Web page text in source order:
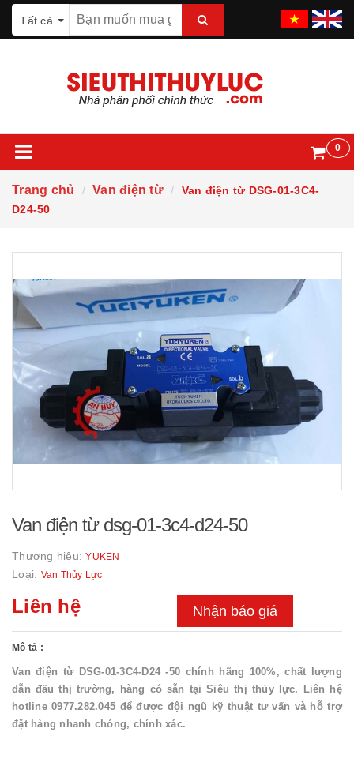
Tất cả
0
Trang chủ Van điện từ
Van điện từ DSG-01-3C4-
D24-50
Van điện từ dsg-01-3c4-d24-50
Thương hiệu:YUKEN
Loại: Van Thủy Lực
Liên hệ Nhận báo giá
Mô tả :
Van điện từ DSG-01-3C4-D24 -50 chính hãng 100%, chất lượng
dẫn đầu thị trường, hàng có sẵn tại Siêu thị thủy lực. Liên hệ
hotline 0977.282.045 để được đội ngũ kỹ thuật tư vấn và hỗ trợ
đặt hàng nhanh chóng, chính xác.